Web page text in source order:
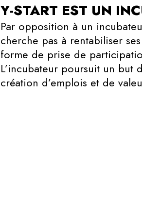
Y-START EST UN
Par opposition à un
cherche pas à rentabiliser
forme de prise de
L’incubateur poursuit un but
création d’emplois et de